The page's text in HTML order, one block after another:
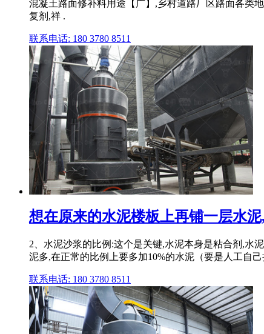
混凝土路面修补料用途【广】,乡村道路厂区路面各类
复剂,祥 .
联系电话: 180 3780 8511
想在原来的水泥楼板上再铺一层水
2、水泥沙浆的比例:这个是关键,水泥本身是粘合剂,水
泥多,在正常的比例上要多加10%的水泥（要是人工自
联系电话: 180 3780 8511